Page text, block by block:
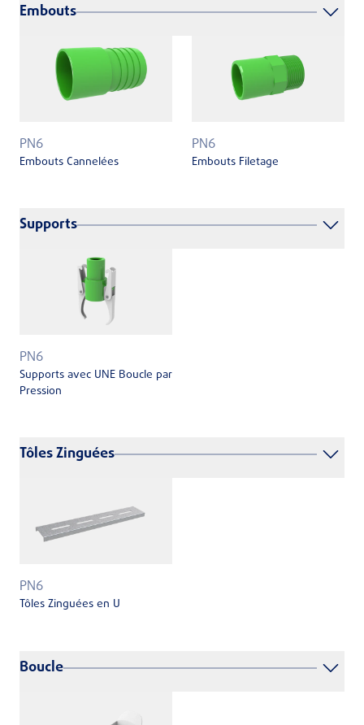
Embouts
PN6
Embouts Cannelées
PN6
Embouts Filetage
Supports
PN6
Supports avec UNE Boucle par
Pression
Tôles Zinguées
PN6
Tôles Zinguées en U
Boucle